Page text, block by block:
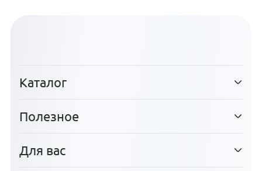
Каталог
Полезное
Для вас